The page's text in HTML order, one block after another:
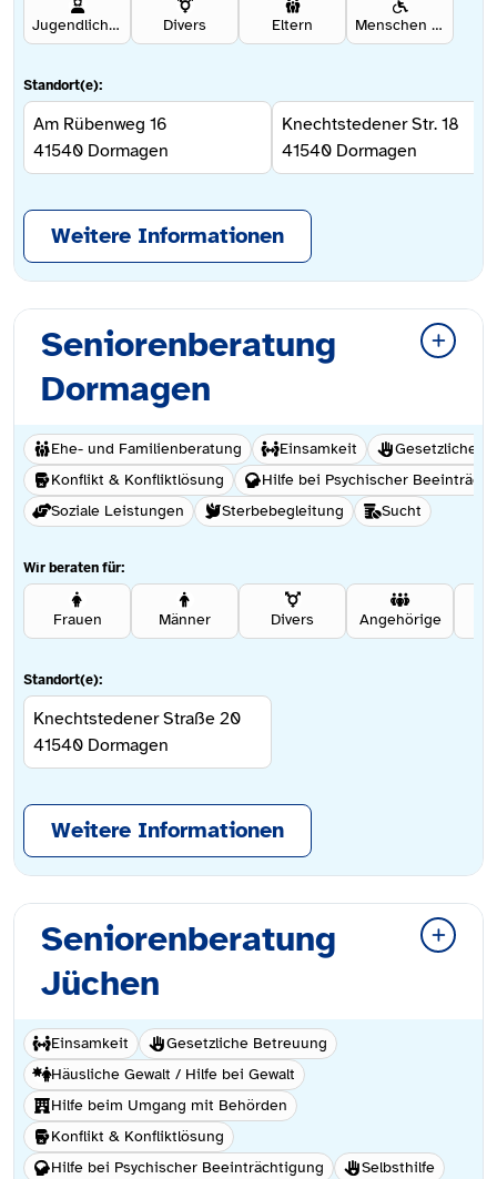
Jugendliche ab 12 Jahren Divers Eltern Menschen mit Behinderung
Standort(e):
Am Rübenweg 16
41540 Dormagen
Knechtstedener Str. 18
41540 Dormagen
Weitere Informationen
Seniorenberatung
Dormagen
Ehe- und Familienberatung Einsamkeit
Gesetzliche
Konflikt & Konfliktlösung
Hilfe bei Psychischer
Soziale Leistungen
Sterbebegleitung Sucht
Wir beraten für:
Frauen Männer Divers Angehörige
Standort(e):
Knechtstedener Straße 20
41540 Dormagen
Weitere Informationen
Seniorenberatung
Jüchen
Einsamkeit
Gesetzliche Betreuung
Häusliche Gewalt / Hilfe bei Gewalt
Hilfe beim Umgang mit Behörden
Konflikt & Konfliktlösung
Hilfe bei Psychischer Beeinträchtigung
Selbsthilfe